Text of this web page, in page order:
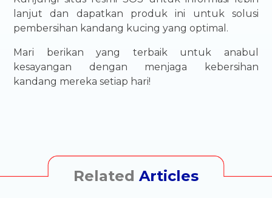
lanjut dan dapatkan produk ini untuk solusi
pembersihan kandang kucing yang optimal.
Mari berikan yang terbaik untuk anabul
kesayangan dengan menjaga kebersihan
kandang mereka setiap hari!
Related Articles